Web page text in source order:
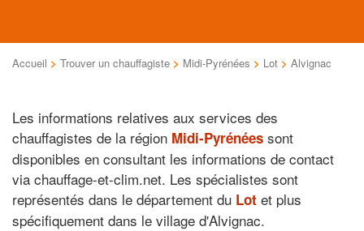
Accueil > Trouver un chauffagiste > Midi-Pyrénées > Lot > Alvignac
Les informations relatives aux services des
chauffagistes de la région Midi-Pyrénées sont
disponibles en consultant les informations de contact
via chauffage-et-clim.net. Les spécialistes sont
représentés dans le département du Lot et plus
spécifiquement dans le village d'Alvignac.